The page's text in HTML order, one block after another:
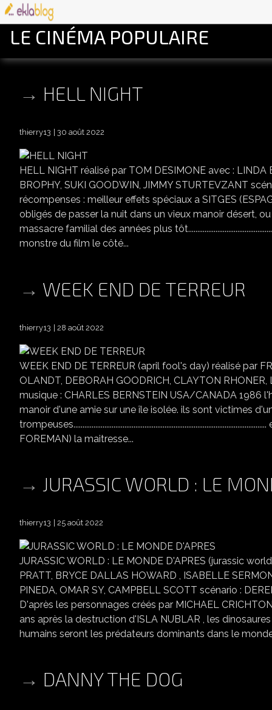
LE CINÉMA POPULAIRE
HELL NIGHT
thierry13 30 août 2022
HELL NIGHT réalisé par TOM DESIMONE avec : LINDA
BROPHY, SUKI GOODWIN, JIMMY STURTEVZANT
récompenses : meilleur effets spéciaux a SITGES
obligés de passer la nuit dans un vieux manoir désert,
massacre familial des années plus
monstre du film le côté...
WEEK END DE TERREUR
thierry13 28 août 2022
WEEK END DE TERREUR (april fool's day) réalisé par
OLANDT, DEBORAH GOODRICH, CLAYTON
musique : CHARLES BERNSTEIN USA/CANADA 1986
manoir d'une amie sur une île isolée. ils sont victimes
FOREMAN) la maitresse...
JURASSIC WORLD : LE
thierry13 25 août 2022
JURASSIC WORLD : LE MONDE D'APRES (jurassic
PRATT, BRYCE DALLAS HOWARD , ISABELLE
PINEDA, OMAR SY, CAMPBELL SCOTT scénario :
D'après les personnages créés par MICHAEL
ans après la destruction d'ISLA NUBLAR , les
humains seront les prédateurs dominants dans le
DANNY THE DOG